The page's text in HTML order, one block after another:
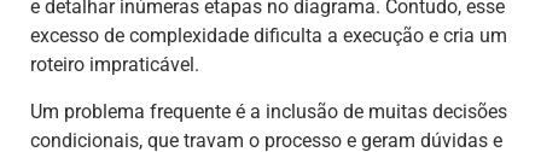
e detalhar inúmeras etapas no diagrama. Contudo, esse
excesso de complexidade dificulta a execução e cria um
roteiro impraticável.
Um problema frequente é a inclusão de muitas decisões
condicionais, que travam o processo e geram dúvidas e